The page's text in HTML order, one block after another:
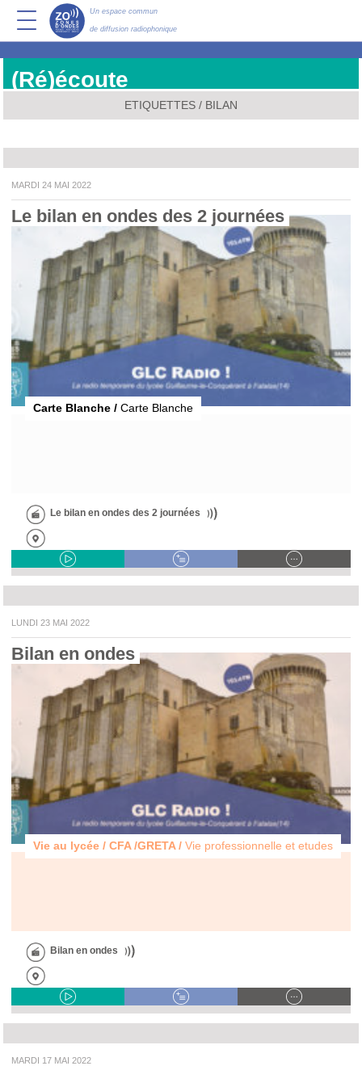
Un espace commun
de diffusion radiophonique
(Ré)écoute
ETIQUETTES / BILAN
MARDI 24 MAI 2022
Le bilan en ondes des 2 journées
Carte Blanche / Carte Blanche
Le bilan en ondes des 2 journées
LUNDI 23 MAI 2022
Bilan en ondes
Vie au lycée / CFA /GRETA / Vie professionnelle et etudes
Bilan en ondes
MARDI 17 MAI 2022